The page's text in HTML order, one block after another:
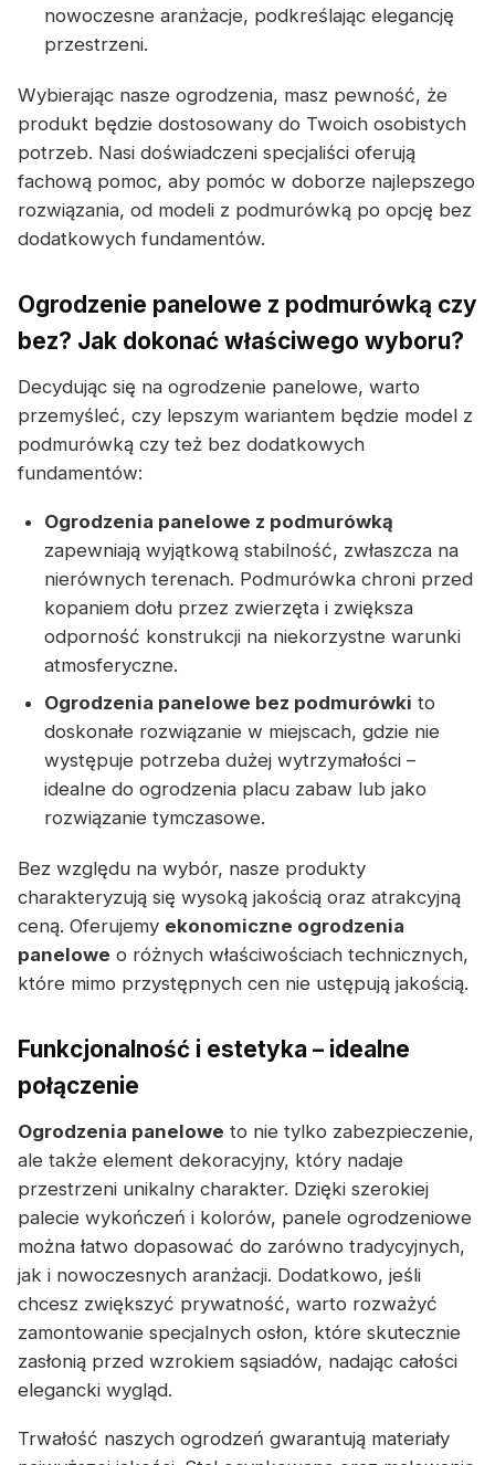
nowoczesne aranżacje, podkreślając elegancję
przestrzeni.
Wybierając nasze ogrodzenia, masz pewność, że
produkt będzie dostosowany do Twoich osobistych
potrzeb. Nasi doświadczeni specjaliści oferują
fachową pomoc, aby pomóc w doborze najlepszego
rozwiązania, od modeli z podmurówką po opcję bez
dodatkowych fundamentów.
Ogrodzenie panelowe z podmurówką czy
bez? Jak dokonać właściwego wyboru?
Decydując się na ogrodzenie panelowe, warto
przemyśleć, czy lepszym wariantem będzie model z
podmurówką czy też bez dodatkowych
fundamentów:
Ogrodzenia panelowe z podmurówką
zapewniają wyjątkową stabilność, zwłaszcza na
nierównych terenach. Podmurówka chroni przed
kopaniem dołu przez zwierzęta i zwiększa
odporność konstrukcji na niekorzystne warunki
atmosferyczne.
Ogrodzenia panelowe bez podmurówki to
doskonałe rozwiązanie w miejscach, gdzie nie
występuje potrzeba dużej wytrzymałości –
idealne do ogrodzenia placu zabaw lub jako
rozwiązanie tymczasowe.
Bez względu na wybór, nasze produkty
charakteryzują się wysoką jakością oraz atrakcyjną
ceną. Oferujemy ekonomiczne ogrodzenia
panelowe o różnych właściwościach technicznych,
które mimo przystępnych cen nie ustępują jakością.
Funkcjonalność i estetyka – idealne
połączenie
Ogrodzenia panelowe to nie tylko zabezpieczenie,
ale także element dekoracyjny, który nadaje
przestrzeni unikalny charakter. Dzięki szerokiej
palecie wykończeń i kolorów, panele ogrodzeniowe
można łatwo dopasować do zarówno tradycyjnych,
jak i nowoczesnych aranżacji. Dodatkowo, jeśli
chcesz zwiększyć prywatność, warto rozważyć
zamontowanie specjalnych osłon, które skutecznie
zasłonią przed wzrokiem sąsiadów, nadając całości
elegancki wygląd.
Trwałość naszych ogrodzeń gwarantują materiały